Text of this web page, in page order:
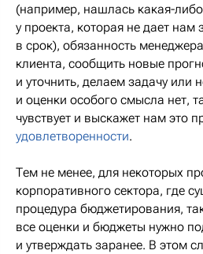
(например, нашлась какая-
у проекта, которая не дает нам
в срок), обязанность
клиента, сообщить новые
и уточнить, делаем задачу или
и оценки особого смысла нет,
чувствует и выскажет нам это
удовлетворенности.
Тем не менее, для некоторых
корпоративного сектора, где
процедура бюджетирования,
все оценки и бюджеты нужно
и утверждать заранее. В этом